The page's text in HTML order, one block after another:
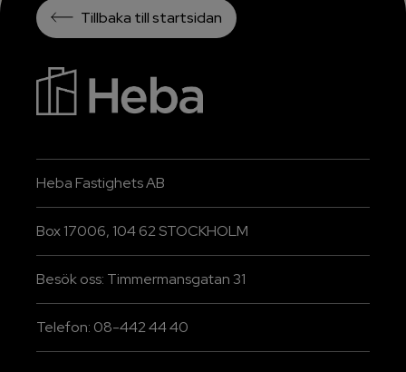
Tillbaka till startsidan
Heba Fastighets AB
Box 17006, 104 62 STOCKHOLM
Besök oss: Timmermansgatan 31
Telefon: 08-442 44 40